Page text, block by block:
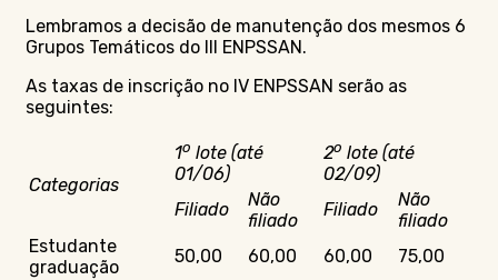
Lembramos a decisão de manutenção dos mesmos 6
Grupos Temáticos do III ENPSSAN.
As taxas de inscrição no IV ENPSSAN serão as
seguintes:
Categorias
1o lote (até
01/06)
2o lote (até
02/09)
Filiado
Não
filiado
Filiado
Não
filiado
Estudante
graduação
50,00 60,00 60,00
75,00